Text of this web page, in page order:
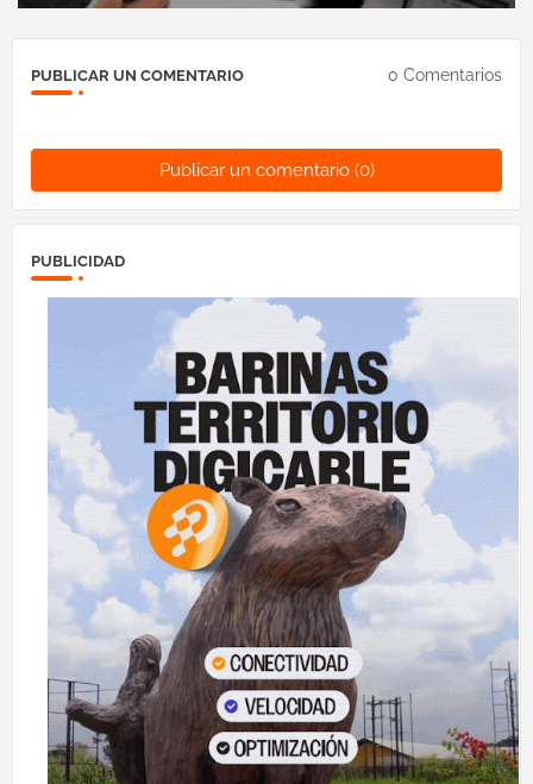
PUBLICAR UN COMENTARIO 0 Comentarios
Publicar un comentario (0)
PUBLICIDAD